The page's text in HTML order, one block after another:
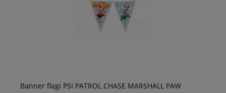
Banner flagi PSI PATROL CHASE MARSHALL PAW